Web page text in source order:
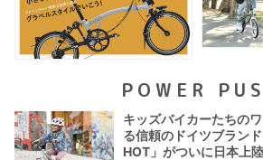
POWER
キッズバイカーたちの
る信頼のドイツブラン
HOT」がついに日本上陸